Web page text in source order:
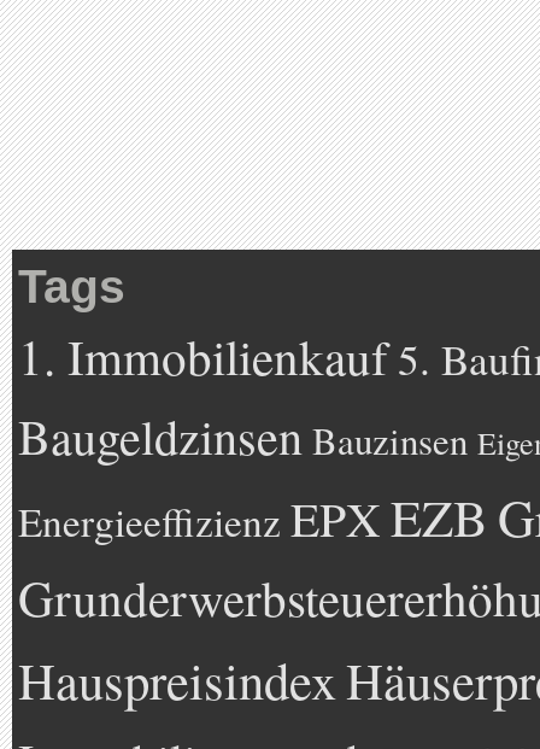
Tags
1. Immobilienkauf5.
BaugeldzinsenBauzinsen
Energieeffizienz EPXEZB
Hauspreisindex